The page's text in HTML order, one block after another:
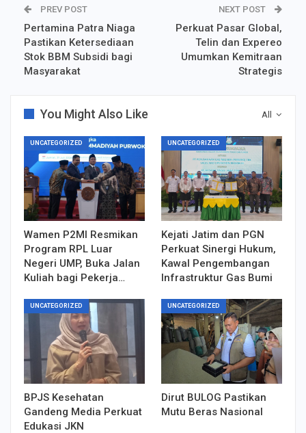
PREV POST
Pertamina Patra Niaga
Pastikan Ketersediaan
Stok BBM Subsidi bagi
Masyarakat
NEXT POST
Perkuat Pasar Global,
Telin dan Expereo
Umumkan Kemitraan
Strategis
All
You Might Also Like
UNCATEGORIZED
Wamen P2MI Resmikan
Program RPL Luar
Negeri UMP, Buka Jalan
Kuliah bagi Pekerja…
UNCATEGORIZED
Kejati Jatim dan PGN
Perkuat Sinergi Hukum,
Kawal Pengembangan
Infrastruktur Gas Bumi
UNCATEGORIZED
BPJS Kesehatan
Gandeng Media Perkuat
Edukasi JKN
UNCATEGORIZED
Dirut BULOG Pastikan
Mutu Beras Nasional